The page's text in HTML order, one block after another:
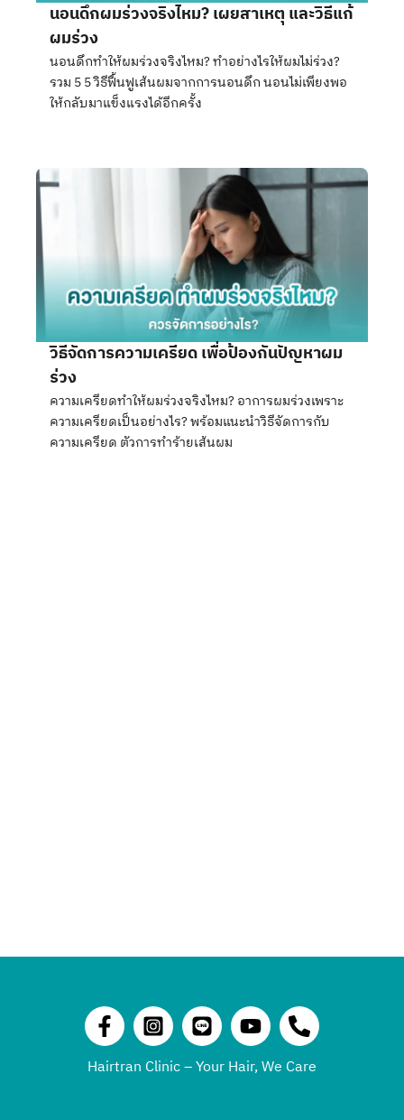
นอนดึกผมร่วงจริงไหม? เผยสาเหตุ และวิธีแก้
ผมร่วง
นอนดึกทำให้ผมร่วงจริงไหม? ทำอย่างไรให้ผมไม่ร่วง?
รวม 5 5 วิธีฟื้นฟูเส้นผมจากการนอนดึก นอนไม่เพียงพอ
ให้กลับมาแข็งแรงได้อีกครั้ง
วิธีจัดการความเครียด เพื่อป้องกันปัญหาผม
ร่วง
ความเครียดทำให้ผมร่วงจริงไหม? อาการผมร่วงเพราะ
ความเครียดเป็นอย่างไร? พร้อมแนะนำวิธีจัดการกับ
ความเครียด ตัวการทำร้ายเส้นผม
Hairtran Clinic – Your Hair, We Care